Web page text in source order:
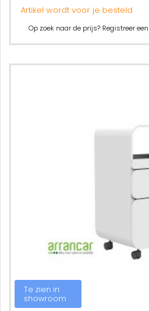
Artikel wordt voor je besteld
Op zoek naar de prijs? Registreer
Te zien in
showroom